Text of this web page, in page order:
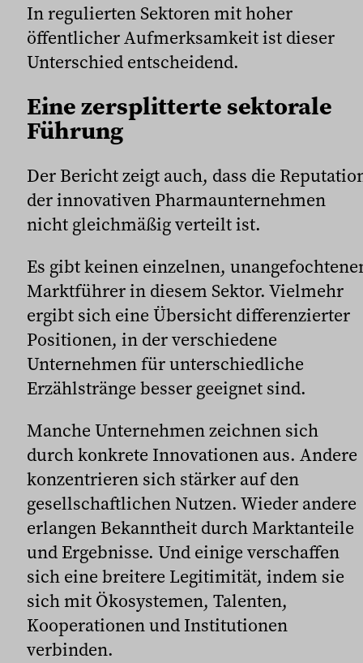
In regulierten Sektoren mit hoher
öffentlicher Aufmerksamkeit ist dieser
Unterschied entscheidend.
Eine zersplitterte sektorale
Führung
Der Bericht zeigt auch, dass die
der innovativen Pharmaunternehmen
nicht gleichmäßig verteilt ist.
Es gibt keinen einzelnen,
Marktführer in diesem Sektor. Vielmehr
ergibt sich eine Übersicht differenzierter
Positionen, in der verschiedene
Unternehmen für unterschiedliche
Erzählstränge besser geeignet sind.
Manche Unternehmen zeichnen sich
durch konkrete Innovationen aus. Andere
konzentrieren sich stärker auf den
gesellschaftlichen Nutzen. Wieder andere
erlangen Bekanntheit durch Marktanteile
und Ergebnisse. Und einige verschaffen
sich eine breitere Legitimität, indem sie
sich mit Ökosystemen, Talenten,
Kooperationen und Institutionen
verbinden.